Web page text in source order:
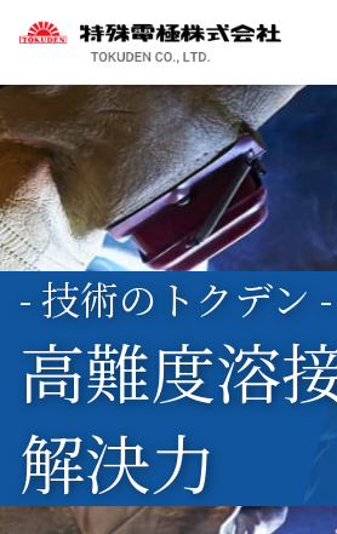
- 技術のトクデン -
高難度溶
解決力